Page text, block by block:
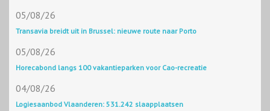
05/08/26
Transavia breidt uit in Brussel: nieuwe route naar Porto
05/08/26
Horecabond langs 100 vakantieparken voor Cao-recreatie
04/08/26
Logiesaanbod Vlaanderen: 531.242 slaapplaatsen